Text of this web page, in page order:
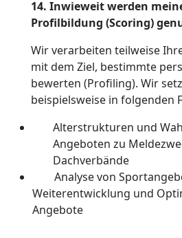
14. Inwieweit werden
Profilbildung (Scoring)
Wir verarbeiten teilweise
mit dem Ziel, bestimmte
bewerten (Profiling). Wir
beispielsweise in folgenden
Alterstrukturen und
Angeboten zu
Dachverbände
Analyse von
Weiterentwicklung und
Angebote